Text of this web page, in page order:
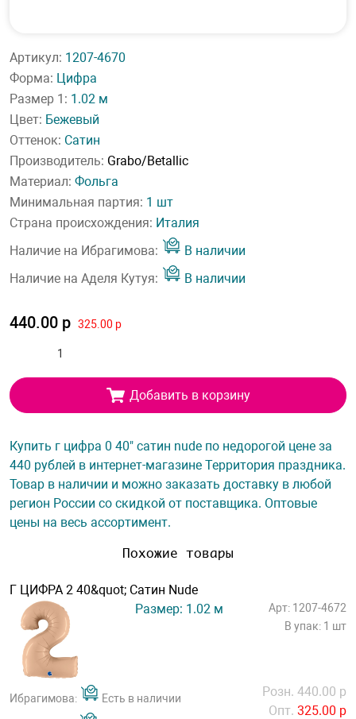
Артикул: 1207-4670
Форма: Цифра
Размер 1: 1.02 м
Цвет: Бежевый
Оттенок: Сатин
Производитель: Grabo/Betallic
Материал: Фольга
Минимальная партия: 1 шт
Страна происхождения: Италия
Наличие на Ибрагимова:
В наличии
Наличие на Аделя Кутуя:
В наличии
440.00 р 325.00 р
Добавить в корзину
Купить г цифра 0 40" сатин nude по недорогой цене за
440 рублей в интернет-магазине Территория праздника.
Товар в наличии и можно заказать доставку в любой
регион России со скидкой от поставщика. Оптовые
цены на весь ассортимент.
Похожие товары
Г ЦИФРА 2 40&quot; Сатин Nude
Размер: 1.02 м
Арт: 1207-4672
В упак: 1 шт
Ибрагимова: Есть в наличии
Розн. 440.00 р
Опт. 325.00 р